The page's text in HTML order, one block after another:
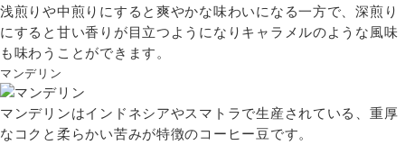
浅煎りや中煎りにすると爽やかな味わいになる一方で、深煎り
にすると甘い香りが目立つようになりキャラメルのような風味
も味わうことができます。
マンデリン
マンデリンはインドネシアやスマトラで生産されている、重厚
なコクと柔らかい苦みが特徴のコーヒー豆です。